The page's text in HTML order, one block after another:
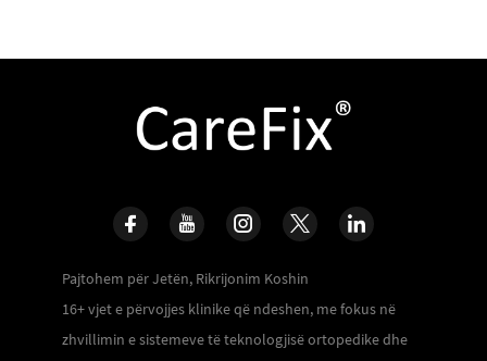
Pajtohem për Jetën, Rikrijonim Koshin
16+ vjet e përvojjes klinike që ndeshen, me fokus në
zhvillimin e sistemeve të teknologjisë ortopedike dhe